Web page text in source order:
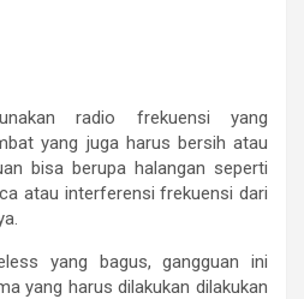
radio frekuensi yang
yang juga harus bersih atau
bisa berupa halangan seperti
atau interferensi frekuensi dari
yang bagus, gangguan ini
yang harus dilakukan dilakukan